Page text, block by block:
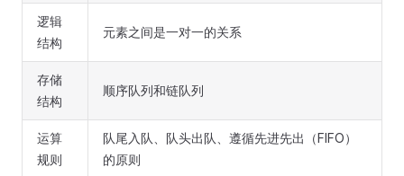
逻辑
结构
元素之间是一对一的关系
存储
结构
顺序队列和链队列
运算
规则
队尾入队、队头出队、遵循先进先出（FIFO）
的原则